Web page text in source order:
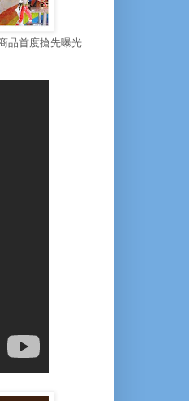
品首度搶先曝光